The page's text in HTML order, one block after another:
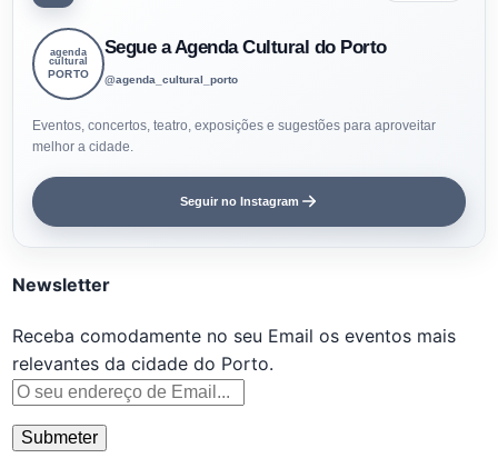
agenda
cultural
PORTO
Segue a Agenda Cultural do Porto
@agenda_cultural_porto
Eventos, concertos, teatro, exposições e sugestões para aproveitar
melhor a cidade.
Seguir no Instagram
Newsletter
Receba comodamente no seu Email os eventos mais
relevantes da cidade do Porto.